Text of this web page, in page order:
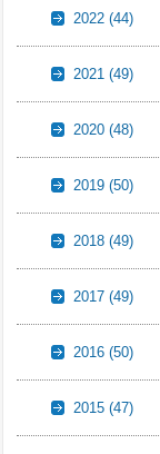
2022(44)
2021(49)
2020(48)
2019(50)
2018(49)
2017(49)
2016(50)
2015(47)